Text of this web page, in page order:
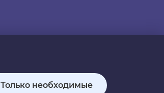
Только необходимые